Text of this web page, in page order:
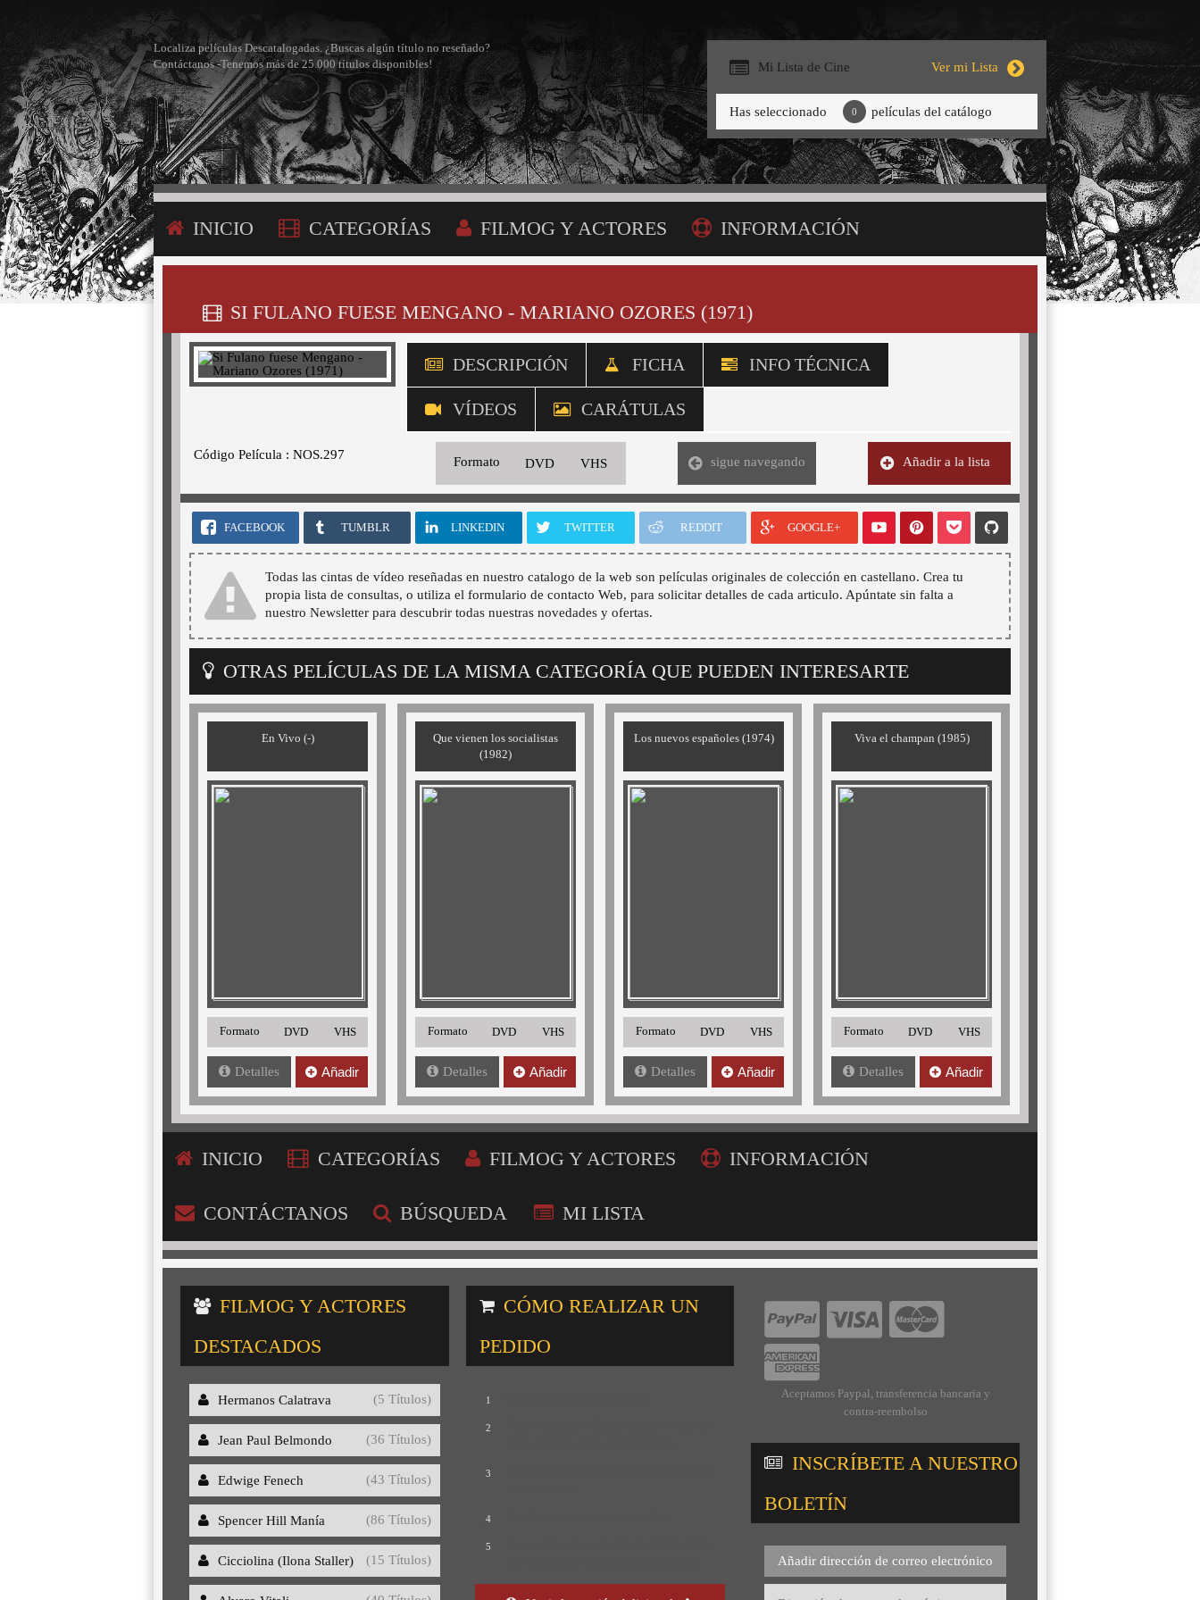
Localiza películas Descatalogadas. ¿Buscas algún título no reseñado?
Contáctanos -Tenemos más de 25.000 títulos disponibles!
Mi Lista de Cine Ver mi Lista
Has seleccionado 0 películas del catálogo
INICIO CATEGORÍAS FILMOG Y ACTORES INFORMACIÓN
SI FULANO FUESE MENGANO - MARIANO OZORES (1971)
DESCRIPCIÓN FICHA INFO TÉCNICA
VÍDEOS CARÁTULAS
Código Película : NOS.297
Formato DVD VHS sigue navegando Añadir a la lista
FACEBOOK TUMBLR LINKEDIN TWITTER REDDIT GOOGLE+
Todas las cintas de vídeo reseñadas en nuestro catalogo de la web son películas originales de colección en castellano. Crea tu
propia lista de consultas, o utiliza el formulario de contacto Web, para solicitar detalles de cada articulo. Apúntate sin falta a
nuestro Newsletter para descubrir todas nuestras novedades y ofertas.
OTRAS PELÍCULAS DE LA MISMA CATEGORÍA QUE PUEDEN INTERESARTE
En Vivo (-)
Formato DVD VHS
Detalles Añadir
Que vienen los socialistas
(1982)
Formato DVD VHS
Detalles Añadir
Los nuevos españoles (1974)
Formato DVD VHS
Detalles Añadir
Viva el champan (1985)
Formato DVD VHS
Detalles Añadir
INICIO CATEGORÍAS FILMOG Y ACTORES INFORMACIÓN
CONTÁCTANOS BÚSQUEDA MI LISTA
FILMOG Y ACTORES
DESTACADOS
Hermanos Calatrava (5 Títulos)
Jean Paul Belmondo (36 Títulos)
Edwige Fenech (43 Títulos)
Spencer Hill Manía (86 Títulos)
Cicciolina (Ilona Staller) (15 Títulos)
CÓMO REALIZAR UN
PEDIDO
1
2
3
4
5
Aceptamos Paypal, transferencia bancaria y
contra-reembolso
INSCRÍBETE A NUESTRO
BOLETÍN
Añadir dirección de correo electrónico